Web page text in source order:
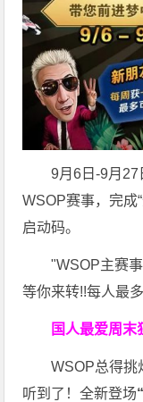
9月6日-9月27
WSOP赛事，完成
启动码。
"WSOP主赛
等你来转!!每人最
国人最爱周末
WSOP总得挑
听到了！全新登场